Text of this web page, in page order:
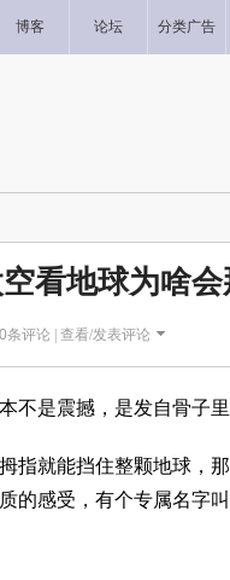
博客 论坛 分类广告
看地球为啥
0条评论 | 查看/发表评论
不是震撼，是发自骨子
指就能挡住整颗地球，
的感受，有个专属名字